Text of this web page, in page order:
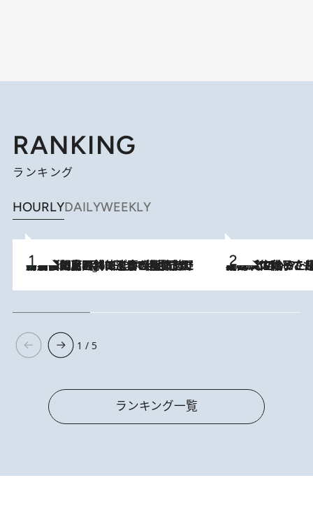
RANKING
ランキング
HOURLYDAILYWEEKLY
8 Hours Ago
「最後に見られてよかった」上野動物園の東園パンダ舎が解体前に特別公開。8月16日まで延長されたパネル展と共に辿る“半世紀”のパンダ飼育《解体工事の図面あり》 2026.8.5
【阿川佐和子さんの年とる力】なぜ70代で始めた趣味は“こんなに楽しい”のか？ ピアノ、俳句…スランプに陥っても続けられる“ある秘訣”とは
1 / 5
ランキング一覧